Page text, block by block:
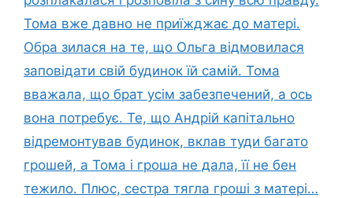
Тома вже давно не приїжджає до матері.
Обра зилася на те, що Ольга відмовилася
заповідати свій будинок їй самій. Тома
вважала, що брат усім забезпечений, а ось
вона потребує. Те, що Андрій капітально
відремонтував будинок, вклав туди багато
грошей, а Тома і гроша не дала, її не бен
тежило. Плюс, сестра тягла гроші з матері…